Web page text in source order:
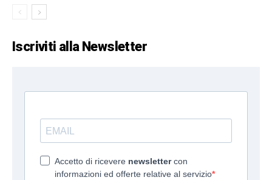
Iscriviti alla Newsletter